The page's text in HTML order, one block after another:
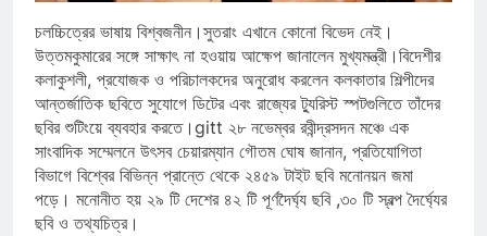
চলচ্চিত্রের ভাষায় বিশ্বজনীন।সুতরাং এখানে কোনো বিভেদ নেই।
উত্তমকুমারের সঙ্গে সাক্ষাৎ না হওয়ায় আক্ষেপ জানালেন মুখ্যমন্ত্রী।বিদেশীর
কলাকুশলী, প্রযোজক ও পরিচালকদের অনুরোধ করলেন কলকাতার শিল্পীদের
আন্তর্জাতিক ছবিতে সুযোগে ডিটের এবং রাজ্যের ট্যুরিস্ট স্পটগুলিতে তাঁদের
ছবির শুটিংয়ে ব্যবহার করতে।gitt ২৮ নভেম্বর রবীন্দ্রসদন মঞ্চে এক
সাংবাদিক সম্মেলনে উৎসব চেয়ারম্যান গৌতম ঘোষ জানান, প্রতিযোগিতা
বিভাগে বিশ্বের বিভিন্ন প্রান্তে থেকে ২৪৫৯ টাইট ছবি মনোনয়ন জমা
পড়ে। মনোনীত হয় ২৯ টি দেশের ৪২ টি পূর্ণদৈর্ঘ্য ছবি ,৩০ টি স্বল্প দৈর্ঘ্যের
ছবি ও তথ্যচিত্র।